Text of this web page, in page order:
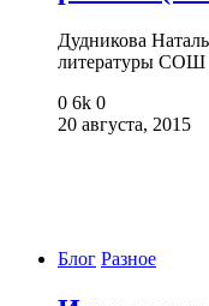
Дудникова
литературы
0 6k 0
20 августа, 2015
Блог Разное